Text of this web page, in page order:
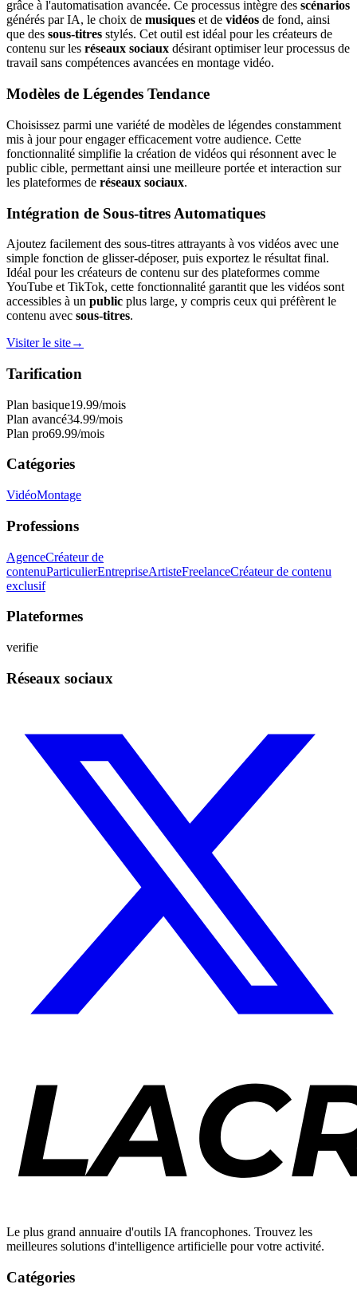
grâce à l'automatisation avancée. Ce processus intègre des scénarios
générés par IA, le choix de musiques et de vidéos de fond, ainsi
que des sous-titres stylés. Cet outil est idéal pour les créateurs de
contenu sur les réseaux sociaux désirant optimiser leur processus de
travail sans compétences avancées en montage vidéo.
Modèles de Légendes Tendance
Choisissez parmi une variété de modèles de légendes constamment
mis à jour pour engager efficacement votre audience. Cette
fonctionnalité simplifie la création de vidéos qui résonnent avec le
public cible, permettant ainsi une meilleure portée et interaction sur
les plateformes de réseaux sociaux.
Intégration de Sous-titres Automatiques
Ajoutez facilement des sous-titres attrayants à vos vidéos avec une
simple fonction de glisser-déposer, puis exportez le résultat final.
Idéal pour les créateurs de contenu sur des plateformes comme
YouTube et TikTok, cette fonctionnalité garantit que les vidéos sont
accessibles à un public plus large, y compris ceux qui préfèrent le
contenu avec sous-titres.
Visiter le site→
Tarification
Plan basique19.99/mois
Plan avancé34.99/mois
Plan pro69.99/mois
Catégories
VidéoMontage
Professions
AgenceCréateur de
contenuParticulierEntrepriseArtisteFreelanceCréateur de contenu
exclusif
Plateformes
verifie
Réseaux sociaux
Le plus grand annuaire d'outils IA francophones. Trouvez les
meilleures solutions d'intelligence artificielle pour votre activité.
Catégories